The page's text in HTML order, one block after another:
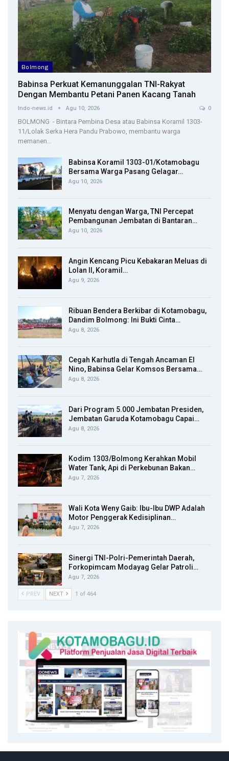
Bolmong
Babinsa Perkuat Kemanunggalan TNI-Rakyat
Dengan Membantu Petani Panen Kacang Tanah
Indo-news.id Agu 10, 2026 0
BOLMONG - Bintara Pembina Desa atau Babinsa Koramil 1303-
11/Lolak Serka Hera Pandu Prabowo, membantu warga
memanen…
Babinsa Koramil 1303-01/Kotamobagu
Bersama Warga Pasang Gelagar…
Agu 10, 2026
Menyatu dengan Warga, TNI Percepat
Pembangunan Jembatan di Bantaran…
Agu 10, 2026
Angin Kencang Picu Kebakaran Meluas di
Lolan II, Koramil…
Agu 9, 2026
Ribuan Bendera Berkibar di Kotamobagu,
Dandim Bolmong: Ini Bukti Cinta…
Agu 8, 2026
Cegah Karhutla di Tengah Ancaman El
Nino, Babinsa Gelar Komsos Bersama…
Agu 8, 2026
Dari Program 5.000 Jembatan Presiden,
Jembatan Garuda Kotamobagu Capai…
Agu 8, 2026
Kodim 1303/Bolmong Kerahkan Mobil
Water Tank, Api di Perkebunan Bakan…
Agu 7, 2026
Wali Kota Weny Gaib: Ibu-Ibu DWP Adalah
Motor Penggerak Kedisiplinan…
Agu 7, 2026
Sinergi TNI-Polri-Pemerintah Daerah,
Forkopimcam Modayag Gelar Patroli…
Agu 7, 2026
PREV NEXT 1 of 464